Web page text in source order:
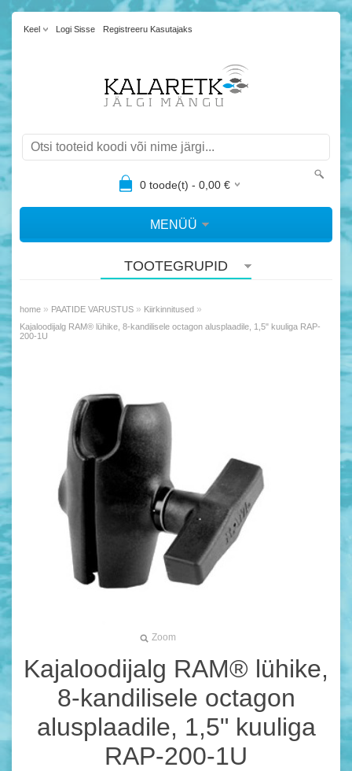
Keel Logi Sisse Registreeru Kasutajaks
0toode(t) - 0,00€
MENÜÜ
TOOTEGRUPID
home » PAATIDE VARUSTUS » Kiirkinnitused »
Kajaloodijalg RAM® lühike, 8-kandilisele octagon alusplaadile, 1,5" kuuliga RAP-
200-1U
Zoom
Kajaloodijalg RAM® lühike,
8-kandilisele octagon
alusplaadile, 1,5" kuuliga
RAP-200-1U